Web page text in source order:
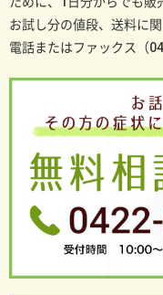
お試し分の値段、送料に
電話またはファックス（